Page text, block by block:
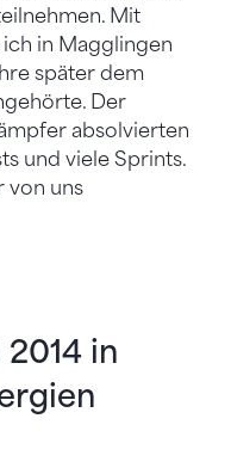
Mit
in Magglingen
später dem
Der
absolvierten
und viele Sprints.
von uns
in